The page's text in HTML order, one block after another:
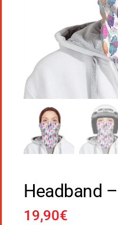
Headband
19,90€